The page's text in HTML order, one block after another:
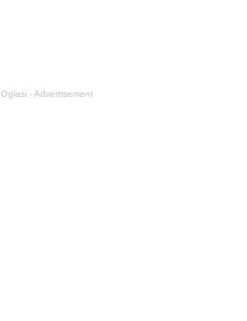
Oglasi - Advertisement